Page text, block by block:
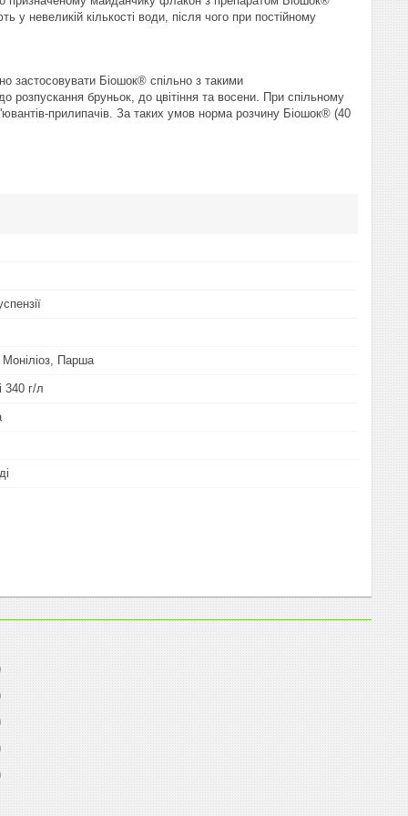
у невеликій кількості води, після чого при постійному
застосовувати Біошок® спільно з такими
бруньок, до цвітіння та восени. При спільному
прилипачів. За таких умов норма розчину Біошок® (40
Парша
340 г/л